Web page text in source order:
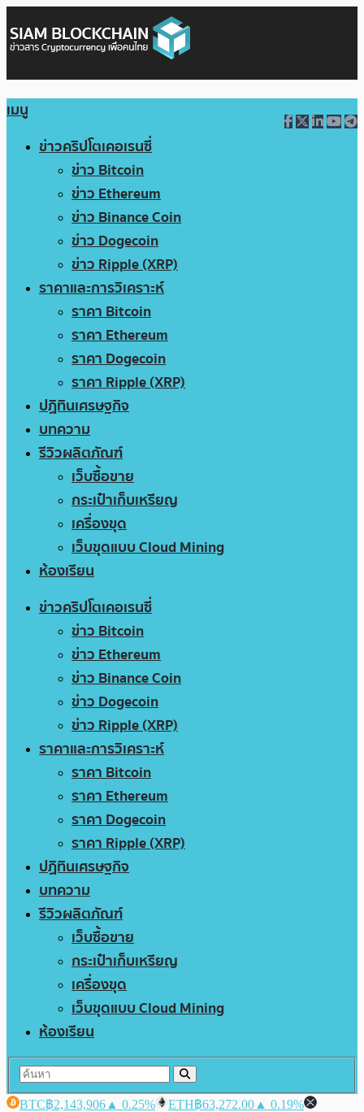
เมนู
ข่าวคริปโตเคอเรนซี่
ข่าว Bitcoin
ข่าว Ethereum
ข่าว Binance Coin
ข่าว Dogecoin
ข่าว Ripple (XRP)
ราคาและการวิเคราะห์
ราคา Bitcoin
ราคา Ethereum
ราคา Dogecoin
ราคา Ripple (XRP)
ปฏิทินเศรษฐกิจ
บทความ
รีวิวผลิตภัณฑ์
เว็บซื้อขาย
กระเป๋าเก็บเหรียญ
เครื่องขุด
เว็บขุดแบบ Cloud Mining
ห้องเรียน
ข่าวคริปโตเคอเรนซี่
ข่าว Bitcoin
ข่าว Ethereum
ข่าว Binance Coin
ข่าว Dogecoin
ข่าว Ripple (XRP)
ราคาและการวิเคราะห์
ราคา Bitcoin
ราคา Ethereum
ราคา Dogecoin
ราคา Ripple (XRP)
ปฏิทินเศรษฐกิจ
บทความ
รีวิวผลิตภัณฑ์
เว็บซื้อขาย
กระเป๋าเก็บเหรียญ
เครื่องขุด
เว็บขุดแบบ Cloud Mining
ห้องเรียน
BTC฿2,143,906 ▲ 0.25% ETH฿63,272.00 ▲ 0.19%